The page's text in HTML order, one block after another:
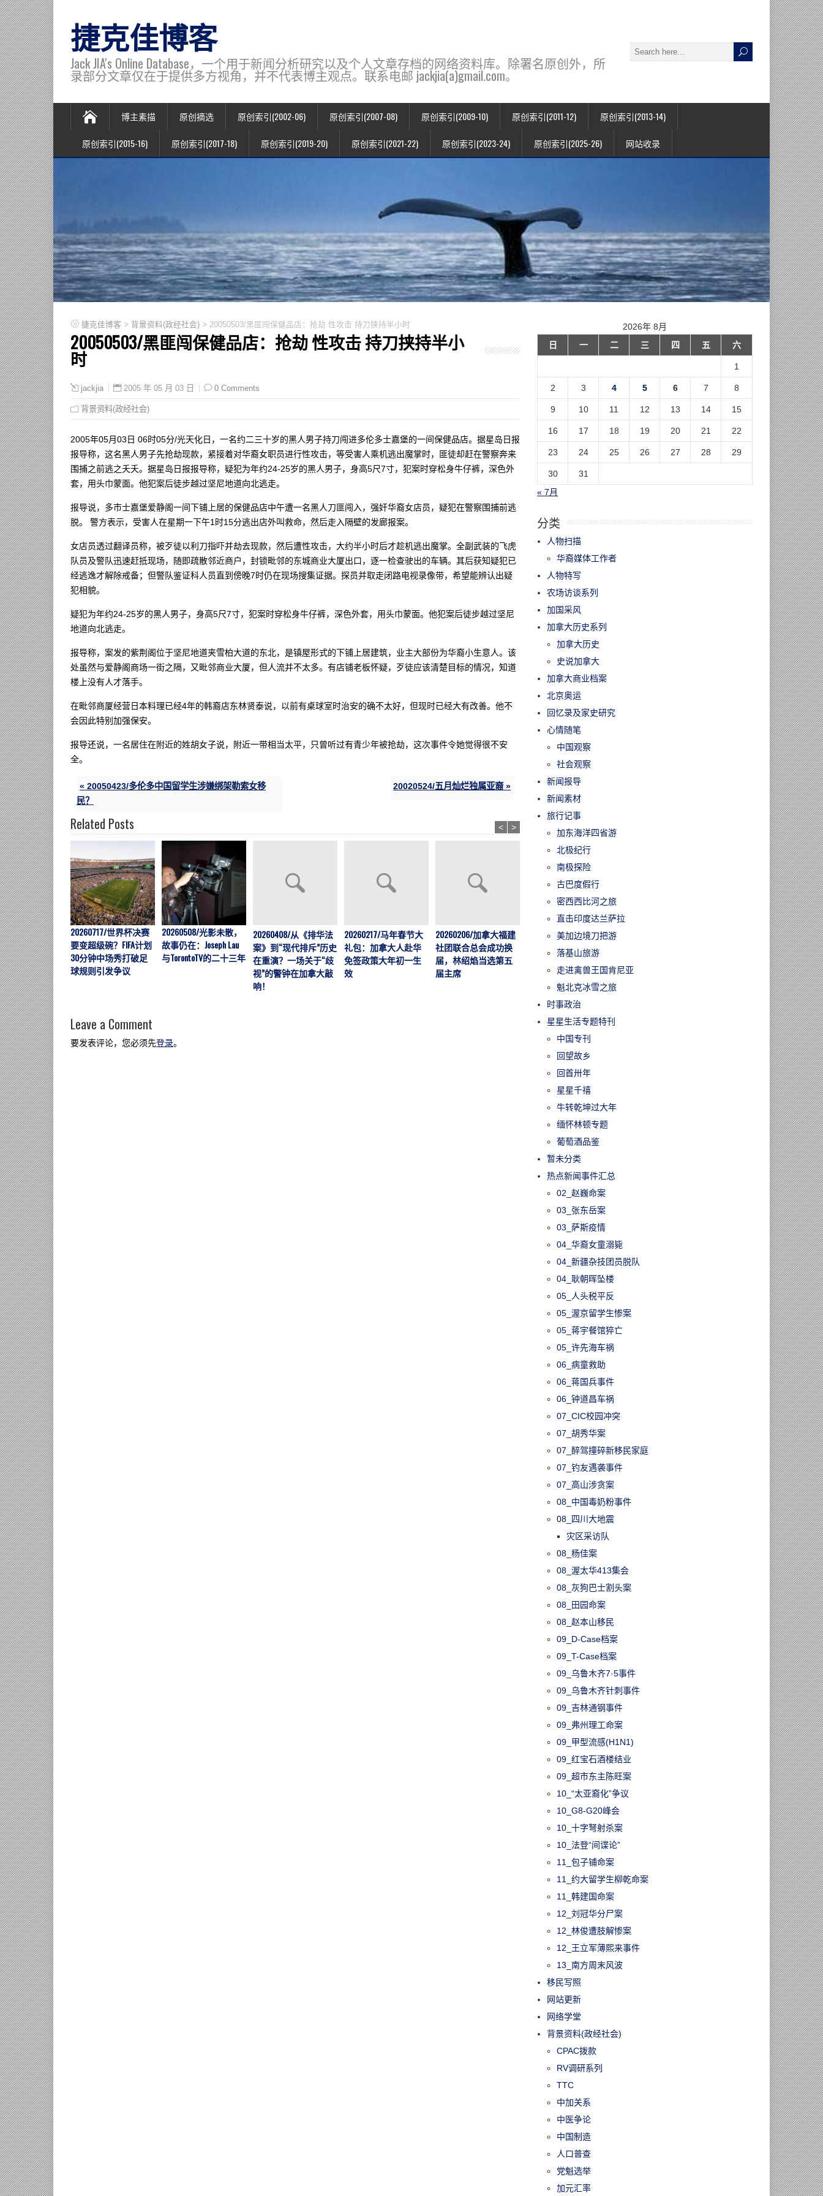
捷克佳博客
Jack JIA's Online Database，一个用于新闻分析研究以及个人文章存档的网络资料库。除署名原创外，所
录部分文章仅在于提供多方视角，并不代表博主观点。联系电邮 jackjia(a)gmail.com。
博主素描 原创摘选 原创索引(2002-06) 原创索引(2007-08) 原创索引(2009-10) 原创索引(2011-12) 原创索引(2013-14)
原创索引(2015-16) 原创索引(2017-18) 原创索引(2019-20) 原创索引(2021-22) 原创索引(2023-24) 原创索引(2025-26) 网站收录
捷克佳博客 > 背景资料(政经社会) > 20050503/黑匪闯保健品店：抢劫 性攻击 持刀挟持半小时
20050503/黑匪闯保健品店：抢劫 性攻击 持刀挟持半小
时
jackjia 2005 年 05 月 03 日 0 Comments
背景资料(政经社会)
2005年05月03日 06时05分/光天化日，一名约二三十岁的黑人男子持刀闯进多伦多士嘉堡的一间保健品店。据星岛日报
报导称，这名黑人男子先抢劫现款，紧接着对华裔女职员进行性攻击，等受害人乘机逃出魔掌时，匪徒却赶在警察奔来
围捕之前逃之夭夭。据星岛日报报导称，疑犯为年约24-25岁的黑人男子，身高5尺7寸，犯案时穿松身牛仔裤，深色外
套，用头巾蒙面。他犯案后徒步越过坚尼地道向北逃走。
报导说，多市士嘉堡爱静阁一间下铺上居的保健品店中午遭一名黑人刀匪闯入，强奸华裔女店员，疑犯在警察围捕前逃
脱。 警方表示，受害人在星期一下午1时15分逃出店外叫救命，然后走入隔壁的发廊报案。
女店员透过翻译员称，被歹徒以利刀指吓并劫去现款，然后遭性攻击，大约半小时后才趁机逃出魔掌。全副武装的飞虎
队员及警队迅速赶抵现场，随即疏散邻近商户，封锁毗邻的东城商业大厦出口，逐一检查驶出的车辆。其后获知疑犯已
经逃逸才解除戒备；但警队鉴证科人员直到傍晚7时仍在现场搜集证据。探员并取走闭路电视录像带，希望能辨认出疑
犯相貌。
疑犯为年约24-25岁的黑人男子，身高5尺7寸，犯案时穿松身牛仔裤，深色外套，用头巾蒙面。他犯案后徒步越过坚尼
地道向北逃走。
报导称，案发的紫荆阁位于坚尼地道夹雪柏大道的东北，是镇屋形式的下铺上居建筑，业主大部份为华裔小生意人。该
处虽然与爱静阁商场一街之隔，又毗邻商业大厦，但人流并不太多。有店铺老板怀疑，歹徒应该清楚目标的情况，知道
楼上没有人才落手。
在毗邻商厦经营日本料理已经4年的韩裔店东林贤泰说，以前有桌球室时治安的确不太好，但现时已经大有改善。他不
会因此特别加强保安。
报导还说，一名居住在附近的姓胡女子说，附近一带相当太平，只曾听过有青少年被抢劫，这次事件令她觉得很不安
全。
« 20050423/多伦多中国留学生涉嫌绑架勒索女移
民？
20020524/五月灿烂独属亚裔 »
Related Posts
20260717/世界杯决赛
要变超级碗？FIFA计划
30分钟中场秀打破足
球规则引发争议
20260508/光影未散，
故事仍在：Joseph Lau
与TorontoTV的二十三年
20260408/从《排华法
案》到“现代排斥”历史
在重演？一场关于“歧
视”的警钟在加拿大敲
响！
20260217/马年春节大
礼包：加拿大人赴华
免签政策大年初一生
效
20260206/加拿大福建
社团联合总会成功换
届，林绍焰当选第五
届主席
20260113/时代落幕！
运营33年的《明报》
加拿大版1月17日停
刊，永久关闭
< >
Leave a Comment
要发表评论，您必须先登录。
2026年 8月
日
一 二 三 四 五 六
1
2 3 4 5 6 7 8
9 10 11 12 13 14 15
16 17 18 19 20 21 22
23 24 25 26 27 28 29
30
31
« 7月
分类
人物扫描
华裔媒体工作者
人物特写
农场访谈系列
加国采风
加拿大历史系列
加拿大历史
史说加拿大
加拿大商业档案
北京奥运
回忆录及家史研究
心情随笔
中国观察
社会观察
新闻报导
新闻素材
旅行记事
加东海洋四省游
北极纪行
南极探险
古巴度假行
密西西比河之旅
直击印度达兰萨拉
美加边境刀把游
落基山旅游
走进禽兽王国肯尼亚
魁北克冰雪之旅
时事政治
星星生活专题特刊
中国专刊
回望故乡
回首卅年
星星千禧
牛转乾坤过大年
缅怀林顿专题
葡萄酒品鉴
暂未分类
热点新闻事件汇总
02_赵巍命案
03_张东岳案
03_萨斯疫情
04_华裔女童溺毙
04_新疆杂技团员脱队
04_耿朝晖坠楼
05_人头税平反
05_渥京留学生惨案
05_蒋宇餐馆猝亡
05_许先海车祸
06_病童救助
06_蒋国兵事件
06_钟道昌车祸
07_CIC校园冲突
07_胡秀华案
07_醉驾撞碎新移民家庭
07_钓友遇袭事件
07_高山涉贪案
08_中国毒奶粉事件
08_四川大地震
灾区采访队
08_杨佳案
08_渥太华413集会
08_灰狗巴士割头案
08_田园命案
08_赵本山移民
09_D-Case档案
09_T-Case档案
09_乌鲁木齐7·5事件
09_乌鲁木齐针刺事件
09_吉林通钢事件
09_弗州理工命案
09_甲型流感(H1N1)
09_红宝石酒楼结业
09_超市东主陈旺案
10_“太亚裔化”争议
10_G8-G20峰会
10_十字弩射杀案
10_法登“间谍论”
11_包子铺命案
11_约大留学生柳乾命案
11_韩建国命案
12_刘冠华分尸案
12_林俊遭肢解惨案
12_王立军薄熙来事件
13_南方周末风波
移民写照
网站更新
网络学堂
背景资料(政经社会)
CPAC拨款
RV调研系列
TTC
中加关系
中医争论
中国制造
人口普查
党魁选举
加元汇率